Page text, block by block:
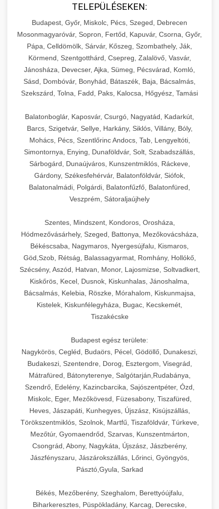
TELEPÜLÉSEKEN:
Budapest, Győr, Miskolc, Pécs, Szeged, Debrecen
Mosonmagyaróvár, Sopron, Fertőd, Kapuvár, Csorna, Győr,
Pápa, Celldömölk, Sárvár, Kőszeg, Szombathely, Ják,
Körmend, Szentgotthárd, Csepreg, Zalalövő, Vasvár,
Jánosháza, Devecser, Ajka, Sümeg, Pécsvárad, Komló,
Sásd, Dombóvár, Bonyhád, Bátaszék, Baja, Bácsalmás,
Szekszárd, Tolna, Fadd, Paks, Kalocsa, Hőgyész, Tamási
Balatonboglár, Kaposvár, Csurgó, Nagyatád, Kadarkút,
Barcs, Szigetvár, Sellye, Harkány, Siklós, Villány, Bóly,
Mohács, Pécs, Szentlőrinc Andocs, Tab, Lengyeltóti,
Simontornya, Enying, Dunaföldvár, Solt, Szabadszállás,
Sárbogárd, Dunaújváros, Kunszentmiklós, Ráckeve,
Gárdony, Székesfehérvár, Balatonföldvár, Siófok,
Balatonalmádi, Polgárdi, Balatonfűzfő, Balatonfüred,
Veszprém, Sátoraljaújhely
Szentes, Mindszent, Kondoros, Orosháza,
Hódmezővásárhely, Szeged, Battonya, Mezőkovácsháza,
Békéscsaba, Nagymaros, Nyergesújfalu, Kismaros,
Göd,Szob, Rétság, Balassagyarmat, Romhány, Hollókő,
Szécsény, Aszód, Hatvan, Monor, Lajosmizse, Soltvadkert,
Kiskőrös, Kecel, Dusnok, Kiskunhalas, Jánoshalma,
Bácsalmás, Kelebia, Röszke, Mórahalom, Kiskunmajsa,
Kistelek, Kiskunfélegyháza, Bugac, Kecskemét,
Tiszakécske
Budapest egész területe:
Nagykörös, Cegléd, Budaörs, Pécel, Gödöllő, Dunakeszi,
Budakeszi, Szentendre, Dorog, Esztergom, Visegrád,
Mátrafüred, Bátonyterenye, Salgótarján,Rudabánya,
Szendrő, Edelény, Kazincbarcika, Sajószentpéter, Ózd,
Miskolc, Eger, Mezőkövesd, Füzesabony, Tiszafüred,
Heves, Jászapáti, Kunhegyes, Újszász, Kisújszállás,
Törökszentmiklós, Szolnok, Martfű, Tiszaföldvár, Túrkeve,
Mezőtúr, Gyomaendrőd, Szarvas, Kunszentmárton,
Csongrád, Abony, Nagykáta, Újszász, Jászberény,
Jászfényszaru, Jászárokszállás, Lőrinci, Gyöngyös,
Pásztó,Gyula, Sarkad
Békés, Mezőberény, Szeghalom, Berettyóújfalu,
Biharkeresztes, Püspökladány, Karcag, Derecske,